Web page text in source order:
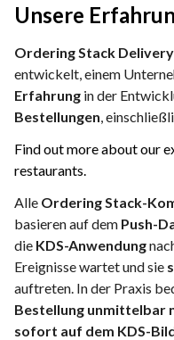
Unsere
Ordering Stack Delivery
entwickelt, einem
Erfahrung in der
Bestellungen ,
Find out more about our
restaurants.
Alle Ordering Stack-
basieren auf dem Push-
die KDS-Anwendung
Ereignisse wartet und sie
auftreten. In der Praxis
Bestellung unmittelbar
sofort auf dem KDS-